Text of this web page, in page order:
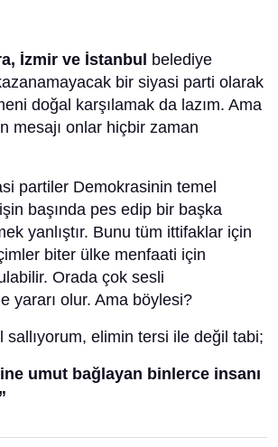
İzmir ve İstanbul belediye
bir siyasi parti olarak
doğal karşılamak da lazım. Ama
mesajı onlar hiçbir zaman
partiler Demokrasinin temel
başında pes edip bir başka
yanlıştır. Bunu tüm ittifaklar için
biter ülke menfaati için
Orada çok sesli
yararı olur. Ama böylesi?
sallıyorum, elimin tersi ile değil tabi;
umut bağlayan binlerce insanı